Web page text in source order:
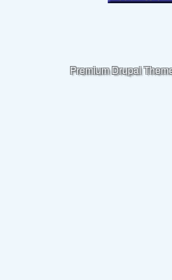
Premium Drupal